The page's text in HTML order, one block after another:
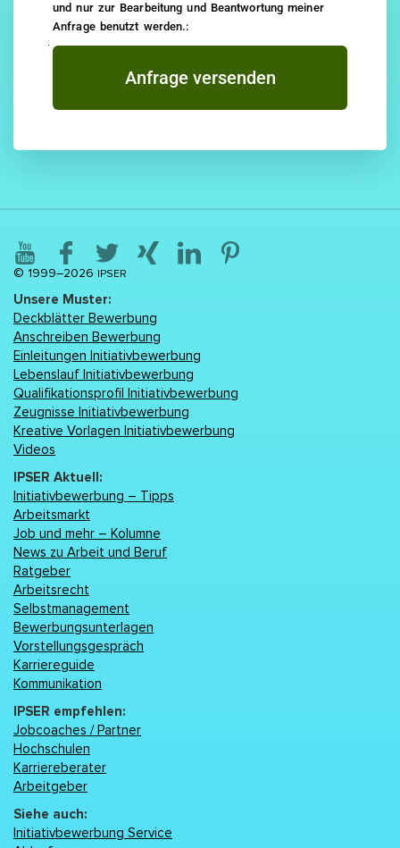
und nur zur Bearbeitung und Beantwortung meiner
Anfrage benutzt werden.:
Anfrage versenden
© 1999–2026 IPSER
Unsere Muster:
Deckblätter Bewerbung
Anschreiben Bewerbung
Einleitungen Initiativbewerbung
Lebenslаuf Initiativbewerbung
Qualifikationsprofil Initiativbewerbung
Zeugnisse Initiativbewerbung
Kreative Vorlagen Initiativbewerbung
Videos
IPSER Aktuell:
Initiativbewerbung – Tipps
Arbeitsmarkt
Job und mehr – Kolumne
News zu Arbeit und Beruf
Ratgeber
Arbeitsrecht
Selbstmanagement
Bewerbungsunterlagen
Vorstellungsgespräch
Karriereguide
Kommunikation
IPSER empfehlen:
Jobcoaches / Partner
Hochschulen
Karriereberater
Arbeitgeber
Siehe auch:
Initiativbewerbung Service